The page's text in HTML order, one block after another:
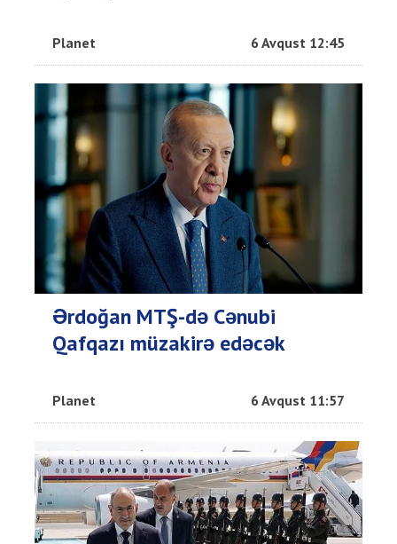
Planet 6 Avqust 12:45
Ərdoğan MTŞ-də Cənubi
Qafqazı müzakirə edəcək
Planet 6 Avqust 11:57